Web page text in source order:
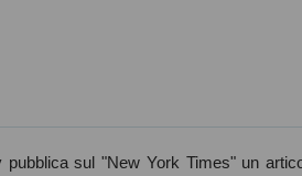
sul "New York Times" un